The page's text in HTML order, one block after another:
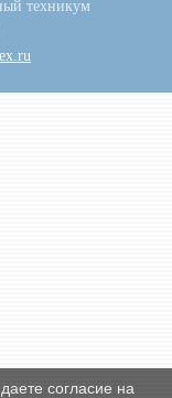
техникум
согласие на